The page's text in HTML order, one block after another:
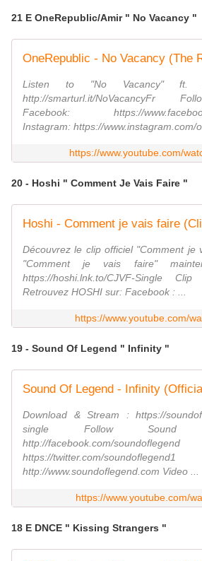
21 E OneRepublic/Amir " No Vacancy "
Listen to "No Vacancy" ft.
http://smarturl.it/NoVacancyFr
Facebook: https://
Instagram: https://www.instagram.com/
https://www.youtube.com/
20 - Hoshi " Comment Je Vais Faire "
Hoshi - Comment je vais faire
Découvrez le clip officiel "Comment je
"Comment je vais faire"
https://hoshi.lnk.to/CJVF-Single
Retrouvez HOSHI sur: Facebook : ...
https://www.youtube.com/
19 - Sound Of Legend " Infinity "
Sound Of Legend - Infinity
Download & Stream : https://
single Follow Sound
http://facebook.com/soundoflegend
https://twitter.com/soundoflegend1
http://www.soundoflegend.com Video ...
https://www.youtube.com/
18 E DNCE " Kissing Strangers "